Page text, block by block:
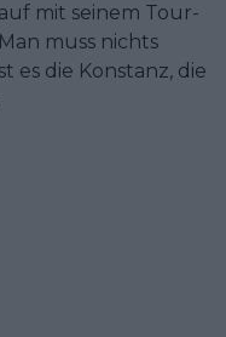
mit seinem Tour-
muss nichts
es die Konstanz, die